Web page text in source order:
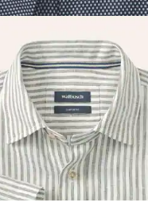
23.
Fit.
Hemd
4,8 (26)
(-50%)
23.